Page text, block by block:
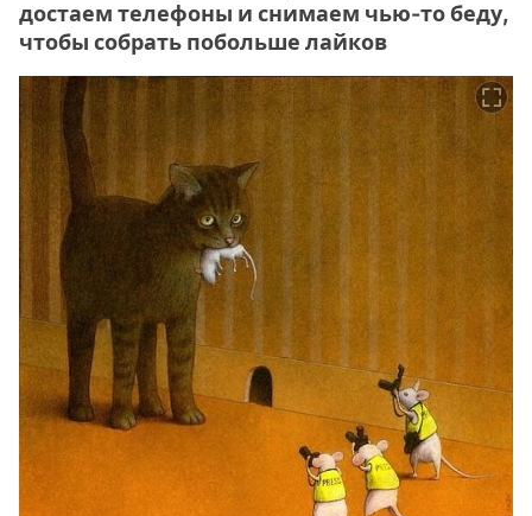
достаем телефоны и снимаем чью-то беду,
чтобы собрать побольше лайков